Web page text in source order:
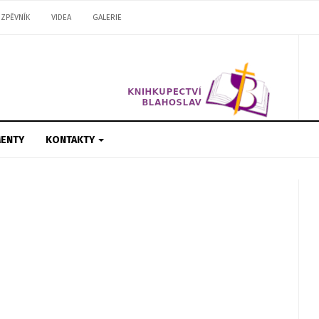
ZPĚVNÍK VIDEA GALERIE
KONTAKTY